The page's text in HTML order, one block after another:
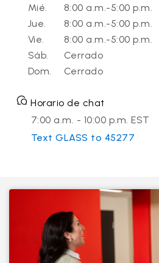
Mié.
8:00 a.m.-5:00 p.m.
Jue.
8:00 a.m.-5:00 p.m.
Vie.
8:00 a.m.-5:00 p.m.
Sáb.
Cerrado
Dom.
Cerrado
Horario de chat
7:00 a.m. - 10:00 p.m. EST
Text GLASS to 45277